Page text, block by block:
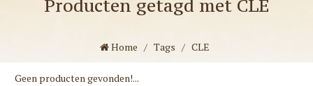
Producten getagd met CLE
Home / Tags / CLE
Geen producten gevonden!...